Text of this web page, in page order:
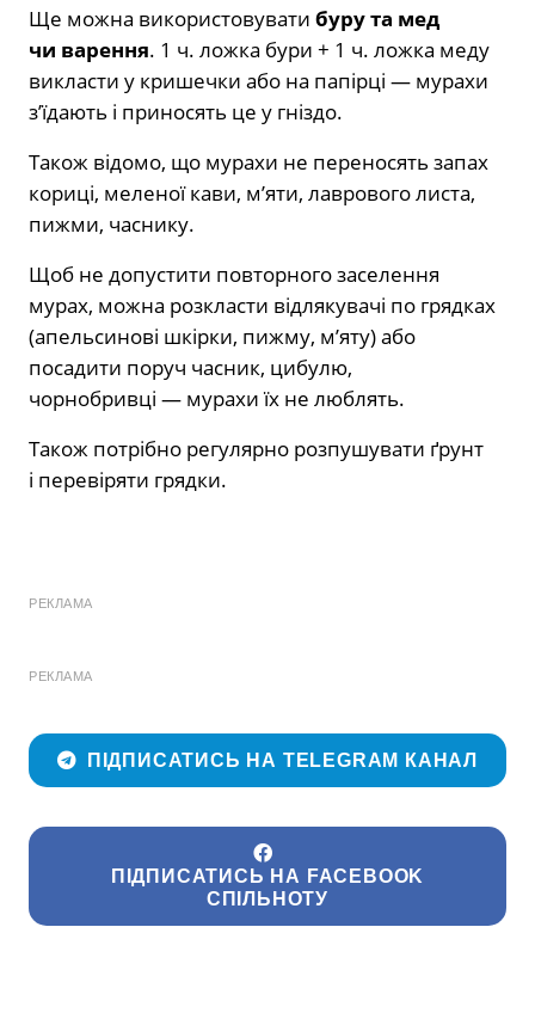
Ще можна використовувати буру та мед
чи варення. 1 ч. ложка бури + 1 ч. ложка меду
викласти у кришечки або на папірці — мурахи
з’їдають і приносять це у гніздо.
Також відомо, що мурахи не переносять запах
кориці, меленої кави, м’яти, лаврового листа,
пижми, часнику.
Щоб не допустити повторного заселення
мурах, можна розкласти відлякувачі по грядках
(апельсинові шкірки, пижму, м’яту) або
посадити поруч часник, цибулю,
чорнобривці — мурахи їх не люблять.
Також потрібно регулярно розпушувати ґрунт
і перевіряти грядки.
РЕКЛАМА
РЕКЛАМА
ПІДПИСАТИСЬ НА TELEGRAM КАНАЛ
ПІДПИСАТИСЬ НА FACEBOOK
СПІЛЬНОТУ